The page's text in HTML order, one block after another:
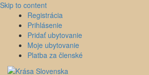
Skip to content
Registrácia
Prihlásenie
Pridať ubytovanie
Moje ubytovanie
Platba za členské